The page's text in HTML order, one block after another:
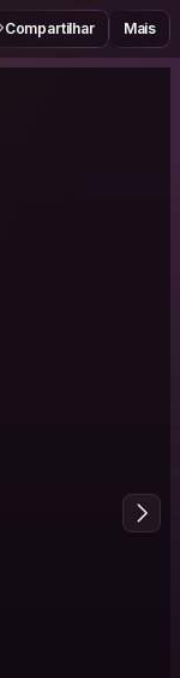
Compartilhar Mais